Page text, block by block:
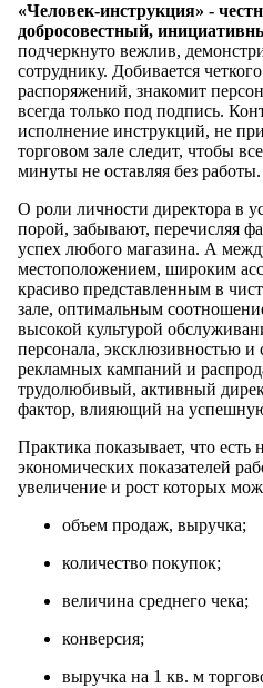
«Человек-инструкция» -
добросовестный,
подчеркнуто вежлив,
сотруднику. Добивается
распоряжений, знакомит
всегда только под подпись.
исполнение инструкций, не
торговом зале следит, чтобы
минуты не оставляя без работы.
О роли личности директора в
порой, забывают, перечисляя
успех любого магазина. А
местоположением, широким
красиво представленным в
зале, оптимальным
высокой культурой
персонала, эксклюзивностью и
рекламных кампаний и
трудолюбивый, активный
фактор, влияющий на
Практика показывает, что есть
экономических показателей
увеличение и рост которых
объем продаж, выручка;
количество покупок;
величина среднего чека;
конверсия;
выручка на 1 кв. м